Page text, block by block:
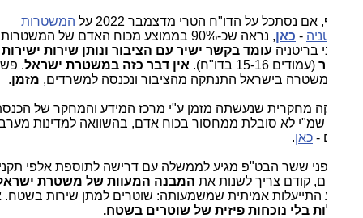
אם נסתכל על הדו"ח הטרי מדצמבר 2022 על
המשטרות
כאן
, נראה שכ-90% בממוצע מכוח האדם של המשטרות
בריטניהעומד בקשר ישיר עם הציבור ונותן שירות ישירות
(עמודים 15-16 בדו"ח). אין דבר כזה במשטרת ישראל. פשוט
בישראל התנתקה מהציבור ונכנסה למשרדים,מזמן.
מחקרית שנעשתה מזמן ע"י מרכז המידע והמחקר של הכנסת,
לא סובלת ממחסור בכוח אדם, בהשוואה למדינות מערביות
.
ששר הבט"פ מגיע לממשלה עם דרישה לתוספת אלפי תקני
קודם צריך לשנות אתהמבנה המעוות של משטרת ישראל
התייעלות אמיתית שמשמעותה: שוטרים למתן שירות בשטח.אין
בלי נוכחות פיזית של שוטרים בשטח.